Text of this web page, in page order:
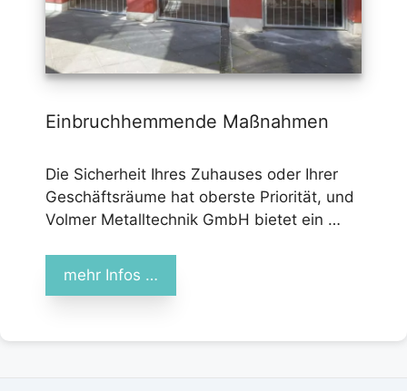
Einbruchhemmende Maßnahmen
Die Sicherheit Ihres Zuhauses oder Ihrer
Geschäftsräume hat oberste Priorität, und
Volmer Metalltechnik GmbH bietet ein …
mehr Infos …